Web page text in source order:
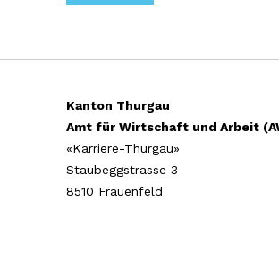
Kanton Thurgau
Amt für Wirtschaft und Arbeit
«Karriere-Thurgau»
Staubeggstrasse 3
8510 Frauenfeld